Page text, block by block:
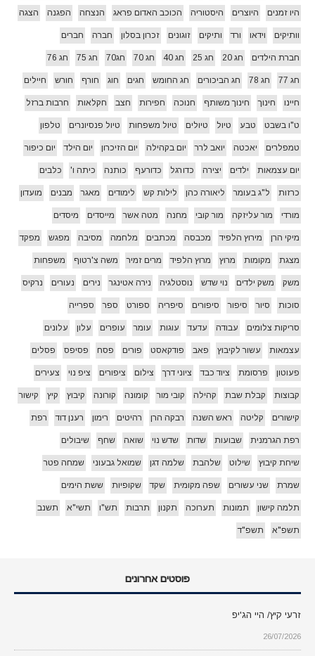
היו זמנים היוצרים היסטוריה הכוכב האדום פראג הנצחה הפגנה הצגה
וותיקים וידאו ורד ותיקים זוגונים זכרון בסלון חברה חברים
חברת הילדים חג 20 חג 25 חג 40 חג 70 חג70 חג 75 חג 76
חג 77 חג 78 חג הביכורים חג החומש חגים חוג חורף חורש חיילים
חיינו חינוך חינוך משותף חנוכה חפירות חצב חקלאות חרבות ברזל
ט"ו בשבט טבע טיול טיולים טיול משפחות טיול פנסיונרים טלפון
טמפלרים יאכטה יואב לרר יום בקהילה יום הזיכרון יום הילד יום כיפור
יום עצמאות ילדים יצירה כדורגל כדורעף כותנה כיתה ו' כלבים
כרזות ל"ג בעומר ליאורה כהן לילות קש לימודים מאגר מבנים מועדון
מורדי מור עליזקה מור קובי מחנה מטה אשר מייסדים מיסדים
מיקי הרן מירוץ הלפיד מכבסה מכתבים מלחמה מסיבה מפגש מפקד
מצגת מקומות מרוץ מרוץ הלפיד מרים זמיר משה צ'רטוף משפחות
משק משק ילדים נוי שדש נוסטלגיה נירה אטינגר נירים נעורים נרקיס
סוכות סיור סיפור סיפורים סיפריה ספורט ספר ספרייה
סריקות צלומים עבודה עדעד עוגות עומר עופרים עלון עלונים
עצמאות עשור לקיבוץ פאב פודקאסט פורים פסח פסיפס פסלים
פעוטון פרסומת ציוד כבד ציוני דרך צילום ציפורים ציפ נוי צעירים
קבוצות קבלת שבת קהילה קובי מור קומונה קורונה קיבוץ קיץ קישור
קישורים קליטה ראש השנה רבקה הרן רהיטים רימון רענן דוד רפת
רפת הגרמנית שבועות שדות שדש נוי שואה שחף שיבולים
שיחת קיבוץ שילוט שלהבת שלמה דגן שמואל גבעוני שמחה פטר
שמרת שני עשורים שפה מקומית שקד שקופיות ששת הימים
תלמה קישון תמונות תערוכה תקנון תרבות תש"ו תשי"א תשנב
תשפ"א תשפ"ד
פוסטים אחרונים
זרעי קיץ/ היי הג'יפ
26/07/2026